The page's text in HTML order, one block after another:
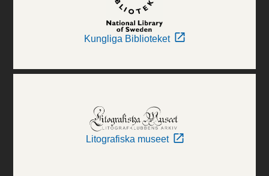
Kungliga Biblioteket
Litografiska museet